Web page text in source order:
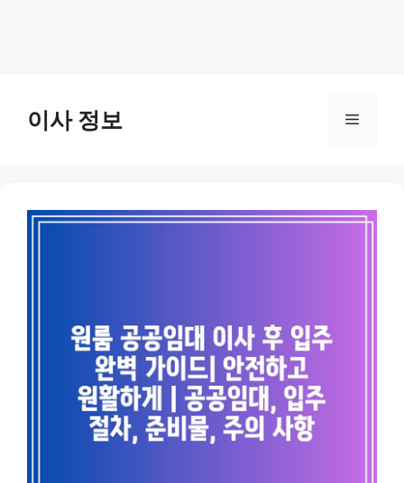
content이사 정보 Menu